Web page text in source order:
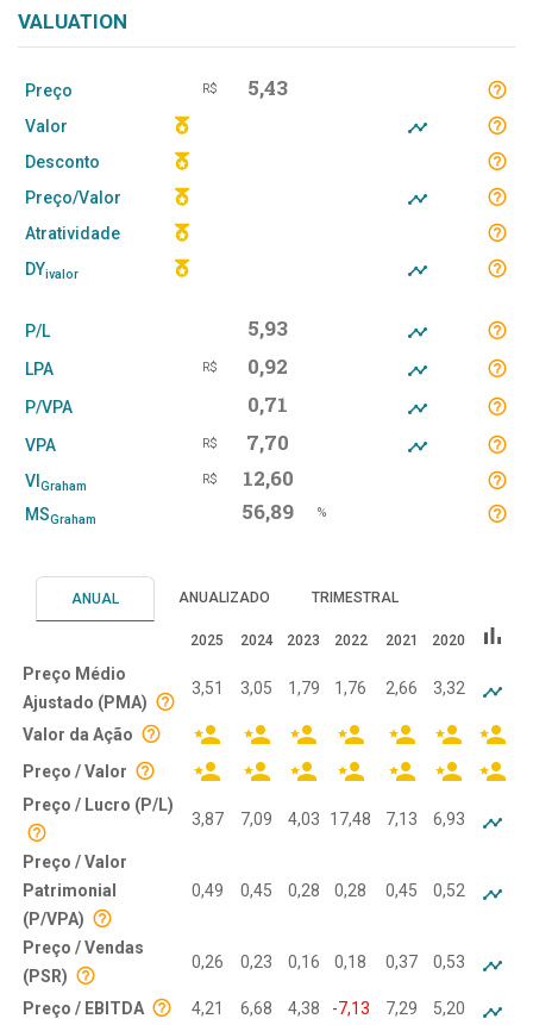
VALUATION
Preço R$ 5,43
Valor
Desconto
Preço/Valor
Atratividade
DYivalor
P/L 5,93
LPA R$ 0,92
P/VPA 0,71
VPA R$ 7,70
VI Graham R$ 12,60
MSGraham 56,89 %
ANUAL ANUALIZADO TRIMESTRAL
2025 2024 2023 2022 2021 2020 bar_chart
Preço Médio
Ajustado (PMA)
3,51 3,05 1,79 1,76 2,66 3,32
Valor da Ação
Preço / Valor
Preço / Lucro (P/L)
3,87 7,09 4,03 17,48 7,13 6,93
Preço / Valor
Patrimonial
(P/VPA)
0,49 0,45 0,28 0,28 0,45 0,52
Preço / Vendas
(PSR)
0,26 0,23 0,16 0,18 0,37 0,53
Preço / EBITDA 4,21 6,68 4,38 -7,13 7,29
5,20